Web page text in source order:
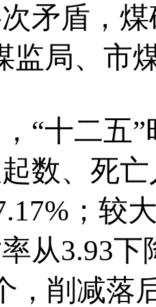
矛盾，
监局、市
十二五”
数、死
；较
从3.93下
，削减落